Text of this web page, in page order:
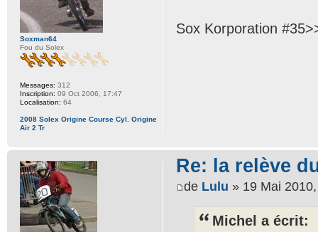
Sox Korporation
Soxman64
Fou du Solex
Messages: 312
Inscription: 09 Oct 2006, 17:47
Localisation: 64
2008 Solex Origine Course Cyl. Origine
Air 2 Tr
Re: la relève
de Lulu » 19 Mai
Michel a écrit: